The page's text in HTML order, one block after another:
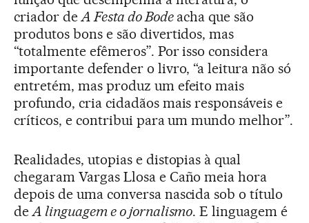
criador deA Festa do Bodeacha que são
produtos bons e são divertidos, mas
“totalmente efêmeros”. Por isso considera
importante defender o livro, “a leitura não só
entretém, mas produz um efeito mais
profundo, cria cidadãos mais responsáveis e
críticos, e contribui para um mundo melhor”.
Realidades, utopias e distopias à qual
chegaram Vargas Llosa e Caño meia hora
depois de uma conversa nascida sob o título
deA linguagem e o jornalismo. E linguagem é